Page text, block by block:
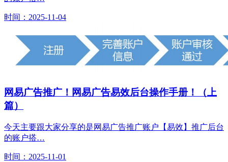
时间：2025-11-04
网易广告推广！网易广告易效后台操作手册！（上
篇）
今天主要跟大家分享的是网易广告推广账户【易效】推广后台
的账户搭…
时间：2025-11-01